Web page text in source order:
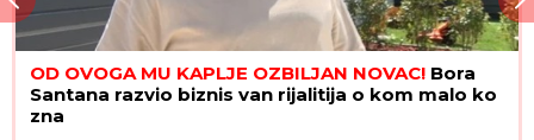
OD OVOGA MU KAPLJE OZBILJAN NOVAC! Bora
Santana razvio biznis van rijalitija o kom malo ko
zna